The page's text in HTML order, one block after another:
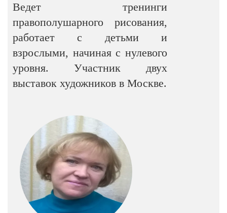
Ведет тренинги
правополушарного рисования,
работает с детьми и
взрослыми, начиная с нулевого
уровня. Участник двух
выставок художников в Москве.